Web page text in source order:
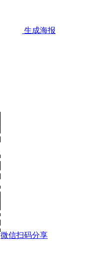
生成海报
微信扫码分享